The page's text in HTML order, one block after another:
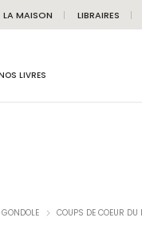
LA MAISON LIBRAIRES
LIVRES
GONDOLE
COUPS DE COEUR DU